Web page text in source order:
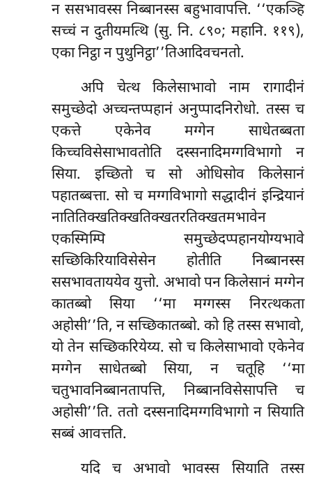
न ससभावस्स निब्बानस्स बहुभावापत्ति. ‘‘एकञ्हि
सच्चं न दुतीयमत्थि (सु. नि. ८९०; महानि. ११९),
एका निट्ठा न पुथुनिट्ठा’’तिआदिवचनतो.
अपि चेत्थ किलेसाभावो नाम रागादीनं
समुच्छेदो अच्चन्तप्पहानं अनुप्पादनिरोधो. तस्स च
एकत्ते एकेनेव मग्गेन साधेतब्बता
किच्चविसेसाभावतोति दस्सनादिमग्गविभागो न
सिया. इच्छितो च सो ओधिसोव किलेसानं
पहातब्बत्ता. सो च मग्गविभागो सद्धादीनं इन्द्रियानं
नातितिक्खतिक्खतिक्खतरतिक्खतमभावेन
एकस्मिम्पि समुच्छेदप्पहानयोग्यभावे
सच्छिकिरियाविसेसेन होतीति निब्बानस्स
ससभावताययेव युत्तो. अभावो पन किलेसानं मग्गेन
कातब्बो सिया ‘‘मा मग्गस्स निरत्थकता
अहोसी’’ति, न सच्छिकातब्बो. को हि तस्स सभावो,
यो तेन सच्छिकरियेय्य. सो च किलेसाभावो एकेनेव
मग्गेन साधेतब्बो सिया, न चतूहि ‘‘मा
चतुभावनिब्बानतापत्ति, निब्बानविसेसापत्ति च
अहोसी’’ति. ततो दस्सनादिमग्गविभागो न सियाति
सब्बं आवत्तति.
यदि च अभावो भावस्स सियाति तस्स